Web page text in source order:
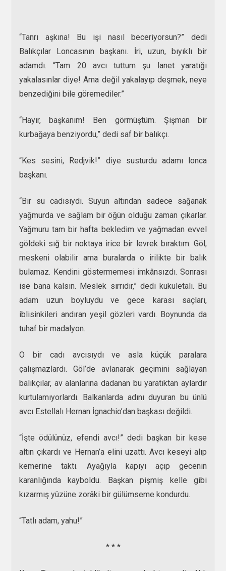
“Tanrı aşkına! Bu işi nasıl beceriyorsun?” dedi
Balıkçılar Loncasının başkanı. İri, uzun, bıyıklı bir
adamdı. “Tam 20 avcı tuttum şu lanet yaratığı
yakalasınlar diye! Ama değil yakalayıp deşmek, neye
benzediğini bile göremediler.”
“Hayır, başkanım! Ben görmüştüm. Şişman bir
kurbağaya benziyordu,” dedi saf bir balıkçı.
“Kes sesini, Redjvik!” diye susturdu adamı lonca
başkanı.
“Bir su cadısıydı. Suyun altından sadece sağanak
yağmurda ve sağlam bir öğün olduğu zaman çıkarlar.
Yağmuru tam bir hafta bekledim ve yağmadan evvel
göldeki sığ bir noktaya irice bir levrek bıraktım. Göl,
meskeni olabilir ama buralarda o irilikte bir balık
bulamaz. Kendini göstermemesi imkânsızdı. Sonrası
ise bana kalsın. Meslek sırrıdır,” dedi kukuletalı. Bu
adam uzun boyluydu ve gece karası saçları,
iblisinkileri andıran yeşil gözleri vardı. Boynunda da
tuhaf bir madalyon.
O bir cadı avcısıydı ve asla küçük paralara
çalışmazlardı. Göl’de avlanarak geçimini sağlayan
balıkçılar, av alanlarına dadanan bu yaratıktan aylardır
kurtulamıyorlardı. Balkanlarda adını duyuran bu ünlü
avcı Estellalı Hernan İgnachio’dan başkası değildi.
“İşte ödülünüz, efendi avcı!” dedi başkan bir kese
altın çıkardı ve Hernan’a elini uzattı. Avcı keseyi alıp
kemerine taktı. Ayağıyla kapıyı açıp gecenin
karanlığında kayboldu. Başkan pişmiş kelle gibi
kızarmış yüzüne zorâki bir gülümseme kondurdu.
“Tatlı adam, yahu!”
* * *